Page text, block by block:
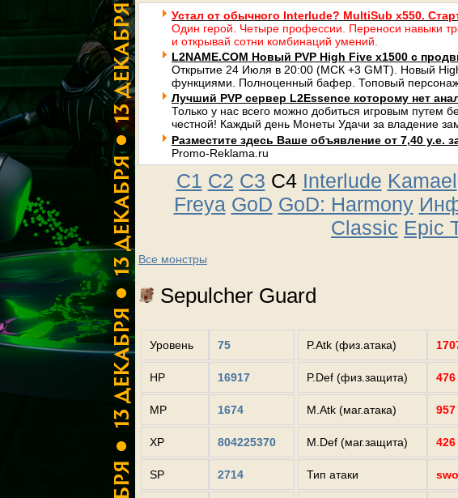
Устал от обычного Interlude? MultiSub x550.
Один герой. Четыре профессии. Переноси навыки
и открывай сотни комбинаций умений.
L2NAME.COM Новый PVP High Five x1500 с
Открытие 24 Июля в 20:00 (МСК +3 GMT). Новый
функциями. Полноценный бафер. Топовый персонаж
Лучший PVP сервер L2Essence которому нет
Только у нас всего можно добиться игровым путем
честной! Каждый день Монеты Удачи за владение
Разместите здесь Ваше объявление от 7,40 у.е.
Promo-Reklama.ru
C1 C2 C3 C4 Interlude Kamael
Freya GoD GoD: Harmony
Classic Epic
Все монстры
Sepulcher Guard
Уровень 75
HP 16917
MP 1674
XP 804225370
SP 2714
P.Atk (физ.атака)
P.Def (физ.защита) 476
M.Atk (маг.атака) 957
M.Def (маг.защита) 426
Тип атаки